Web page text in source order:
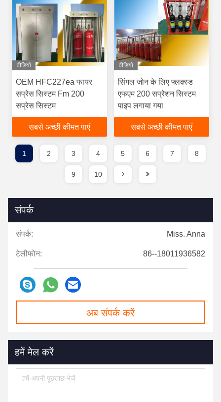
वीडियो
OEM HFC227ea फायर
सप्रेस सिस्टम Fm 200
सप्रेस सिस्टम
सबसे अच्छी कीमत पाएं
वीडियो
सिंगल जोन के लिए फ्लक्स्ड
एफएम 200 सप्रेशन सिस्टम
पाइप लगाया गया
सबसे अच्छी कीमत पाएं
1 2 3 4 5 6 7 8
9 10
संपर्क
संपर्क: Miss. Anna
टेलीफोन: 86--18011936582
अब संपर्क करें
हमें मेल करें